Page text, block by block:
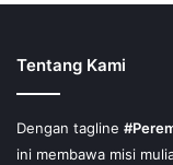
Tentang Kami
Dengan tagline
ini membawa misi